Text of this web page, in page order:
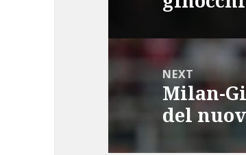
NEXT
Next
post:
Milan-
del